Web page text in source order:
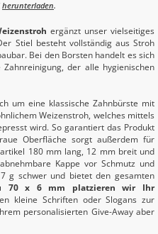
herunterladen.
ergänzt unser vielseitiges
Stiel besteht vollständig aus Stroh
Bei den Borsten handelt es sich
der alle hygienischen
um eine klassische Zahnbürste mit
Weizenstroh, welches mittels
wird. So garantiert das Produkt
Oberfläche sorgt außerdem für
180 mm lang, 12 mm breit und
Kappe vor Schmutz und
g schwer und bietet den gesamten
70 x 6 mm platzieren wir Ihr
kleine Schriften oder Slogans zur
personalisierten Give-Away aber